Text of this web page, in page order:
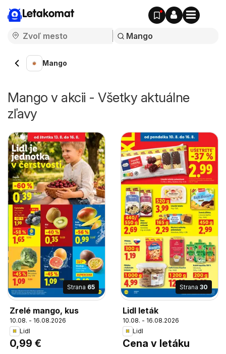
Letakomat
Mango
Mango v akcii - Všetky aktuálne
zľavy
Strana 65
Zrelé mango, kus
10.08. - 16.08.2026
Lidl
0,99 €
Strana 30
Lidl leták
10.08. - 16.08.2026
Lidl
Cena v letáku